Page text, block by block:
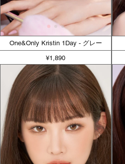
One&Only Kristin 1Day - グレー
¥1,890